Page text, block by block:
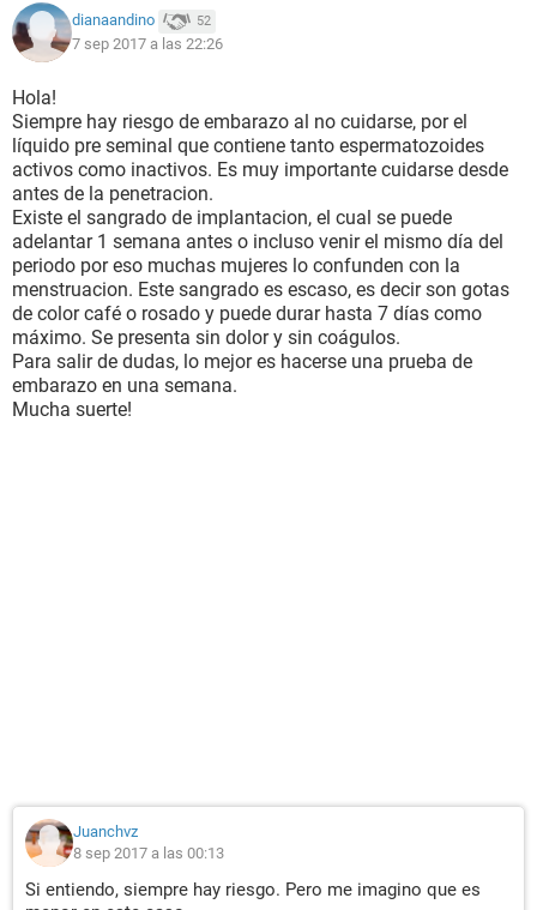
dianaandino 52
7 sep 2017 a las 22:26
Hola!
Siempre hay riesgo de embarazo al no cuidarse, por el
líquido pre seminal que contiene tanto espermatozoides
activos como inactivos. Es muy importante cuidarse desde
antes de la penetracion.
Existe el sangrado de implantacion, el cual se puede
adelantar 1 semana antes o incluso venir el mismo día del
periodo por eso muchas mujeres lo confunden con la
menstruacion. Este sangrado es escaso, es decir son gotas
de color café o rosado y puede durar hasta 7 días como
máximo. Se presenta sin dolor y sin coágulos.
Para salir de dudas, lo mejor es hacerse una prueba de
embarazo en una semana.
Mucha suerte!
Juanchvz
8 sep 2017 a las 00:13
Si entiendo, siempre hay riesgo. Pero me imagino que es